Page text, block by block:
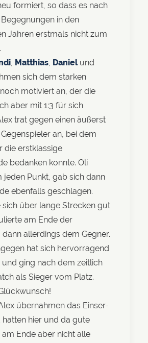
formiert, so dass es nach
in den
Jahren erstmals nicht zum
, Matthias, Danielund
sich dem starken
motiviert an, der die
aber mit 1:3 für sich
trat gegen einen äußerst
an, bei dem
die erstklassige
bedanken konnte. Oli
jeden Punkt, gab sich dann
ebenfalls geschlagen.
sich über lange Strecken gut
am Ende der
allerdings dem Gegner.
hat sich hervorragend
ging nach dem zeitlich
als Sieger vom Platz.
übernahmen das Einser-
hier und da gute
am Ende aber nicht alle